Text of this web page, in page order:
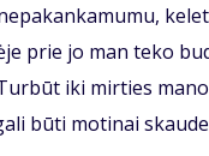
prie jo man te­ko
iki mir­ties
bū­ti mo­ti­nai